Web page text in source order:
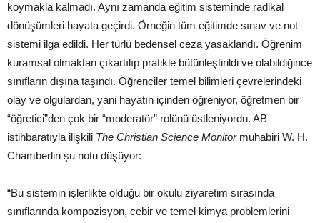
koymakla kalmadı. Aynı zamanda eğitim sisteminde radikal
dönüşümleri hayata geçirdi. Örneğin tüm eğitimde sınav ve not
sistemi ilga edildi. Her türlü bedensel ceza yasaklandı. Öğrenim
kuramsal olmaktan çıkartılıp pratikle bütünleştirildi ve olabildiğince
sınıfların dışına taşındı. Öğrenciler temel bilimleri çevrelerindeki
olay ve olgulardan, yani hayatın içinden öğreniyor, öğretmen bir
“öğretici”den çok bir “moderatör” rolünü üstleniyordu. AB
istihbaratıyla ilişkili The Christian Science Monitormuhabiri W. H.
Chamberlin şu notu düşüyor:
“Bu sistemin işlerlikte olduğu bir okulu ziyaretim sırasında
sınıflarında kompozisyon, cebir ve temel kimya problemlerini